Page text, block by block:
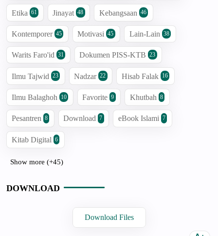
Etika 61 Jinayat 48 Kebangsaan 46
Kontemporer 45 Motivasi 45 Lain-Lain 38
Warits Faro'id 31 Dokumen PISS-KTB 23
Ilmu Tajwid 23 Nadzar 22 Hisab Falak 16
Ilmu Balaghoh 10 Favorite 9 Khutbah 8
Pesantren 8 Download 7 eBook Islami 7
Kitab Digital 6
Show more (+45)
DOWNLOAD
Download Files